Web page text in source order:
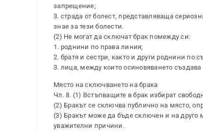
запрещение;
3. страда от болест, представляваща
знае за тези болести.
(2) Не могат да сключат брак помежду си:
1. роднини по права линия;
2. братя и сестри, както и други роднини по
3. лица, между които осиновяването
Място на сключването на брака
Чл. 8. (1) Встъпващите в брак избират
(2) Бракът се сключва публично на място,
(3) Бракът може да бъде сключен и на друго
уважителни причини.